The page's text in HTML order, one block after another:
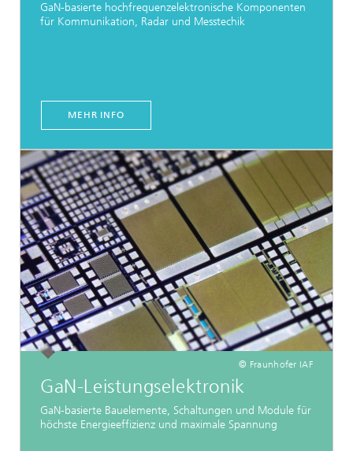
GaN-basierte hochfrequenzelektronische Komponenten
für Kommunikation, Radar und Messtechik
MEHR INFO
© Fraunhofer IAF
GaN-Leistungselektronik
GaN-basierte Bauelemente, Schaltungen und Module für
höchste Energieeffizienz und maximale Spannung